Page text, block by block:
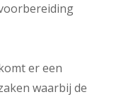
er een
waarbij de